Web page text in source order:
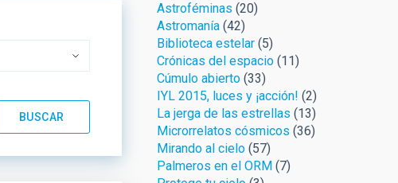
Astroféminas (20)
Astromanía(42)
Biblioteca estelar(5)
Crónicas del espacio(11)
Cúmulo abierto(33)
IYL 2015, luces y ¡acción! (2)
La jerga de las estrellas (13)
Microrrelatos cósmicos (36)
Mirando al cielo(57)
Palmeros en el ORM(7)